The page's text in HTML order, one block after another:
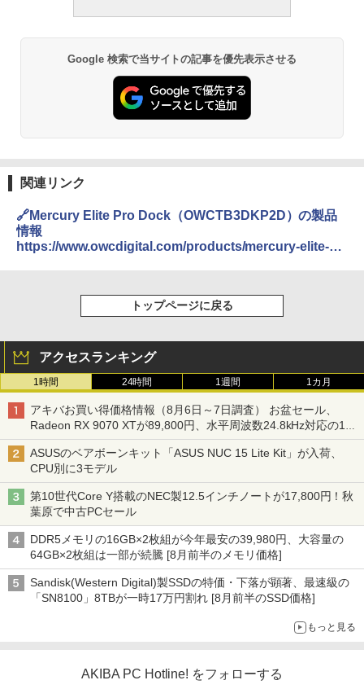
Google 検索で当サイトの記事を優先表示させる
関連リンク
🔗Mercury Elite Pro Dock（OWCTB3DKP2D）の製品
情報
https://www.owcdigital.com/products/mercury-elite-
トップページに戻る
アクセスランキング
1時間 24時間 1週間 1カ月
アキバお買い得価格情報（8月6日～7日調査） お盆セール、
Radeon RX 9070 XTが89,800円、水平周波数24.8kHz対応の17
型モニターが9,801円、暑さ指数連動セール ほか
ASUSのベアボーンキット「ASUS NUC 15 Lite Kit」が入荷、
CPU別に3モデル
第10世代Core Y搭載のNEC製12.5インチノートが17,800円！秋
葉原で中古PCセール
DDR5メモリの16GB×2枚組が今年最安の39,980円、大容量の
64GB×2枚組は一部が続騰 [8月前半のメモリ価格]
Sandisk(Western Digital)製SSDの特価・下落が顕著、最速級の
「SN8100」8TBが一時17万円割れ [8月前半のSSD価格]
もっと見る
AKIBA PC Hotline! をフォローする